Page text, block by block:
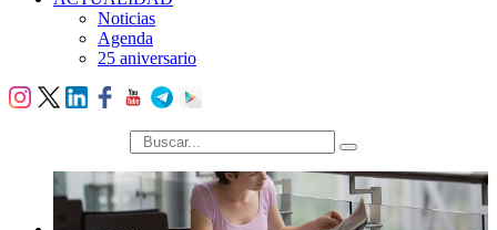
Noticias
Agenda
25 aniversario
búsqueda